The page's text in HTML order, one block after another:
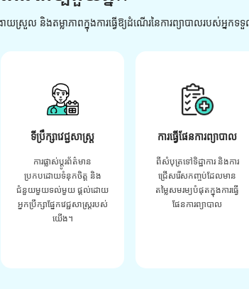
ស្រួល និងតម្លាភាពក្នុងការធ្វើឱ្យដំណើរនៃការព្យាបាលរ
ទីប្រឹក្សាវេជ្ជសាស្ត្រ
ការផ្លាស់ប្តូរព័ត៌មាន
ប្រកបដោយទំនុកចិត្ត និង
ជំនួយមួយទល់មួយ ផ្តល់ដោយ
អ្នកប្រឹក្សាផ្នែកវេជ្ជសាស្រ្តរបស់
យើង។
ការធ្វើផែនការព្យាបាល
ពីសំបុត្រទៅទិដ្ឋាការ និងការ
ជ្រើសរើសកញ្ចប់ដែលមាន
តម្លៃសមរម្យបំផុតក្នុងការធ្វើ
ផែនការព្យាបាល